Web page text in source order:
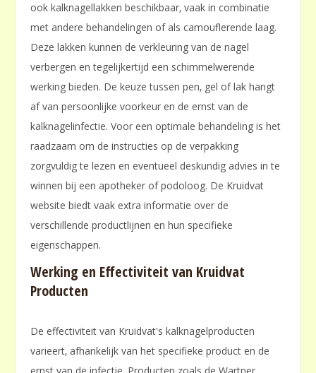
ook kalknagellakken beschikbaar‚ vaak in combinatie
met andere behandelingen of als camouflerende laag.
Deze lakken kunnen de verkleuring van de nagel
verbergen en tegelijkertijd een schimmelwerende
werking bieden. De keuze tussen pen‚ gel of lak hangt
af van persoonlijke voorkeur en de ernst van de
kalknagelinfectie. Voor een optimale behandeling is het
raadzaam om de instructies op de verpakking
zorgvuldig te lezen en eventueel deskundig advies in te
winnen bij een apotheker of podoloog. De Kruidvat
website biedt vaak extra informatie over de
verschillende productlijnen en hun specifieke
eigenschappen.
Werking en Effectiviteit van Kruidvat
Producten
De effectiviteit van Kruidvat's kalknagelproducten
varieert‚ afhankelijk van het specifieke product en de